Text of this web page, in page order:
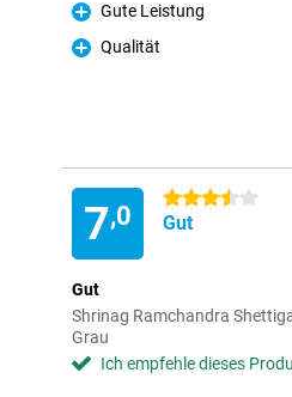
Pro
Gute Leistung
Pro
Qualität
7,0
3.5 Sterne
Gut
Gut
Shrinag Ramchandra
Grau
Ich empfehle dieses